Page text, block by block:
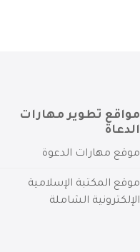
مواقع تطوير مهارات
الدعاة
موقع مهارات الدعوة
موقع المكتبة الإسلامية
الإلكترونية الشاملة